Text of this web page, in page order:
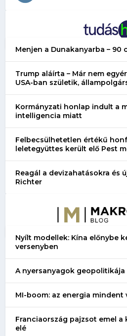
Menjen a Dunakanyarba – 90
Trump aláírta – Már nem
USA-ban születik,
Kormányzati honlap indult a
intelligencia miatt
Felbecsülhetetlen értékű
leletegyüttes került elő Pest
Reagál a devizahatásokra és
Richter
Nyílt modellek: Kína előnybe
versenyben
A nyersanyagok geopolitikája
MI-boom: az energia mindent
Franciaország pajzsot emel
elé